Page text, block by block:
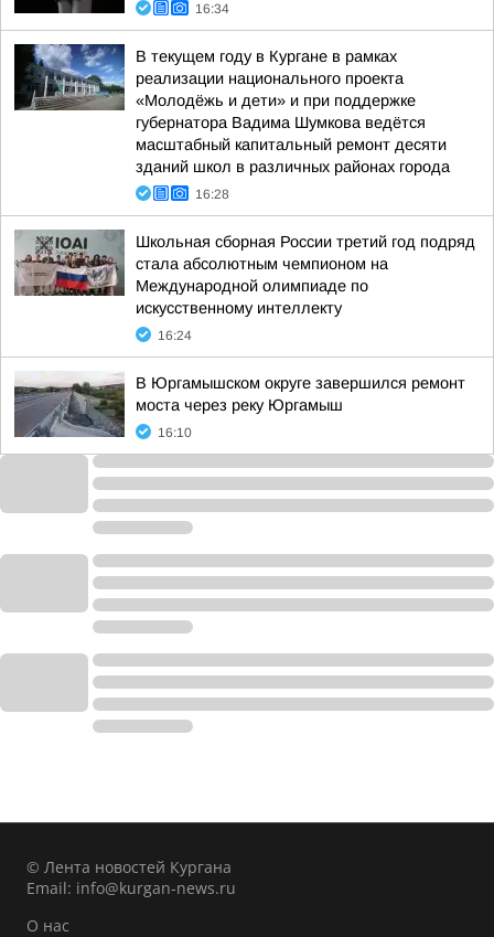
16:34
В текущем году в Кургане в рамках
реализации национального проекта
«Молодёжь и дети» и при поддержке
губернатора Вадима Шумкова ведётся
масштабный капитальный ремонт десяти
зданий школ в различных районах города
16:28
Школьная сборная России третий год подряд
стала абсолютным чемпионом на
Международной олимпиаде по
искусственному интеллекту
16:24
В Юргамышском округе завершился ремонт
моста через реку Юргамыш
16:10
© Лента новостей Кургана
Email: info@kurgan-news.ru
О нас